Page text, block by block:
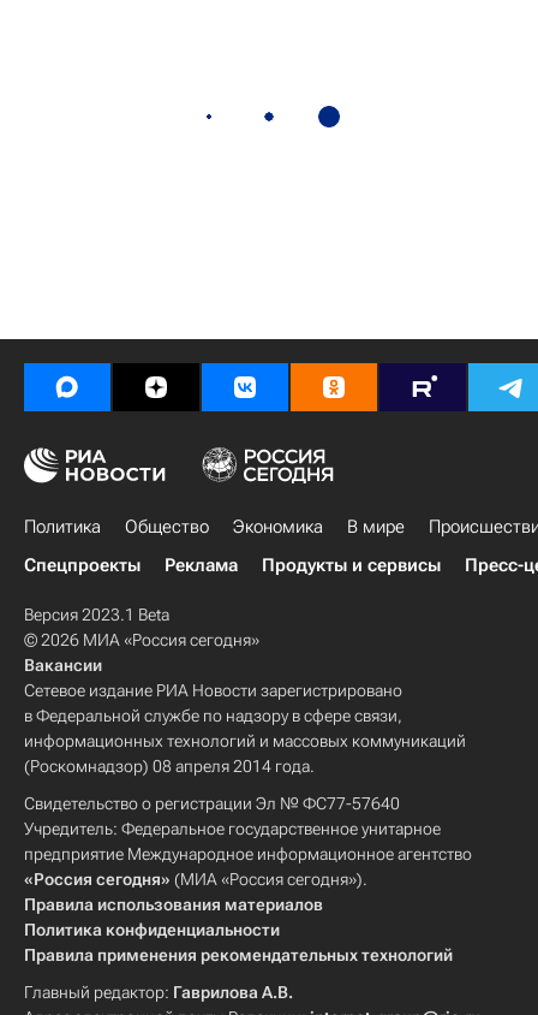
Политика Общество Экономика В мире
Спецпроекты
Реклама Продукты и сервисы Пресс-
Версия 2023.1 Beta
© 2026 МИА «Россия сегодня»
Вакансии
Сетевое издание РИА Новости зарегистрировано
в Федеральной службе по надзору в сфере связи,
информационных технологий и массовых коммуникаций
(Роскомнадзор) 08 апреля 2014 года.
Свидетельство о регистрации Эл № ФС77-57640
Учредитель: Федеральное государственное унитарное
предприятие Международное информационное агентство
«Россия сегодня» (МИА «Россия сегодня»).
Правила использования материалов
Политика конфиденциальности
Правила применения рекомендательных технологий
Главный редактор: Гаврилова А.В.